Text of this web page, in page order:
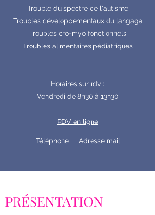
Trouble du spectre de l'autisme
Troubles développementaux du langage
Troubles oro-myo fonctionnels
Troubles alimentaires pédiatriques
Horaires sur rdv :
Vendredi de 8h30 à 13h30
RDV en ligne
Téléphone Adresse mail
PRÉSENTATION